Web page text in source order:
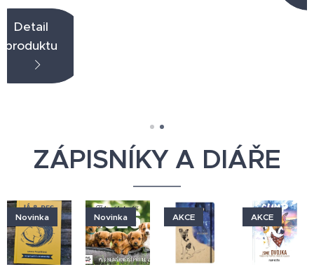
ZÁPISNÍKY A DIÁŘE
Novinka Novinka AKCE AKCE